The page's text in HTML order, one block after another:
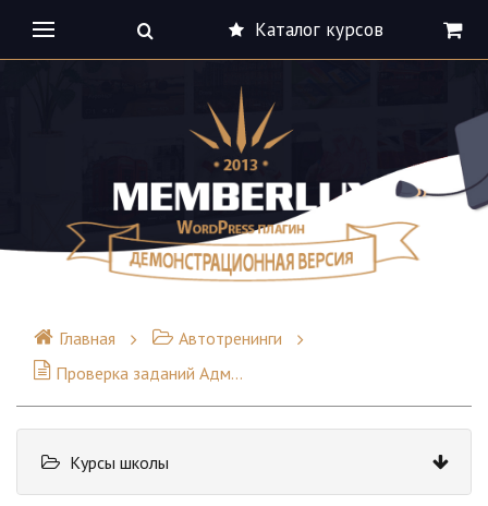
Каталог курсов
Главная
Автотренинги
Проверка заданий Администратором
Курсы школы